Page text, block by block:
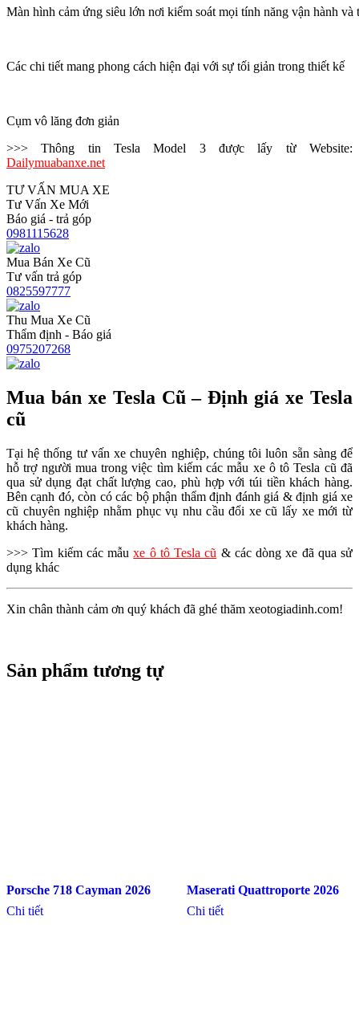
Màn hình cảm ứng siêu lớn nơi kiểm soát mọi tính năng vận hành và
Các chi tiết mang phong cách hiện đại với sự tối giản trong thiết kế
Cụm vô lăng đơn giản
>>> Thông tin Tesla Model 3 được lấy từ Website:
Dailymuabanxe.net
TƯ VẤN MUA XE
Tư Vấn Xe Mới
Báo giá - trả góp
0981115628
Mua Bán Xe Cũ
Tư vấn trả góp
0825597777
Thu Mua Xe Cũ
Thẩm định - Báo giá
0975207268
Mua bán xe Tesla Cũ – Định giá xe Tesla
cũ
Tại hệ thống tư vấn xe chuyên nghiệp, chúng tôi luôn sẵn sàng để
hỗ trợ người mua trong việc tìm kiếm các mẫu xe ô tô Tesla cũ đã
qua sử dụng đạt chất lượng cao, phù hợp với túi tiền khách hàng.
Bên cạnh đó, còn có các bộ phận thẩm định đánh giá & định giá xe
cũ chuyên nghiệp nhằm phục vụ nhu cầu đổi xe cũ lấy xe mới từ
khách hàng.
>>> Tìm kiếm các mẫuxe ô tô Tesla cũ & các dòng xe đã qua sử
dụng khác
Xin chân thành cảm ơn quý khách đã ghé thăm xeotogiadinh.com!
Sản phẩm tương tự
Porsche 718 Cayman 2026
Chi tiết
Maserati Quattroporte 2026
Chi tiết